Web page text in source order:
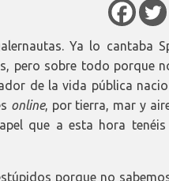
Ya lo cantaba
pero sobre todo porque
de la vida pública
online, por tierra, mar y
que a esta hora
porque no